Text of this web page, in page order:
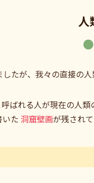
人
が、我々の直接の人
呼ばれる人が現在の人
た 洞窟壁画が残されて